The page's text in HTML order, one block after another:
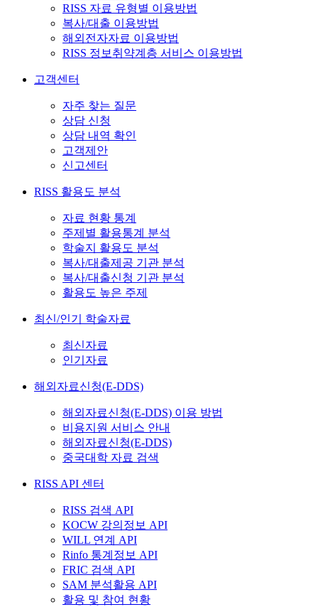
RISS 자료 유형별 이용방법
복사/대출 이용방법
해외전자자료 이용방법
RISS 정보취약계층 서비스 이용방법
고객센터
자주 찾는 질문
상담 신청
상담 내역 확인
고객제안
신고센터
RISS 활용도 분석
자료 현황 통계
주제별 활용통계 분석
학술지 활용도 분석
복사/대출제공 기관 분석
복사/대출신청 기관 분석
활용도 높은 주제
최신/인기 학술자료
최신자료
인기자료
해외자료신청(E-DDS)
해외자료신청(E-DDS) 이용 방법
비용지원 서비스 안내
해외자료신청(E-DDS)
중국대학 자료 검색
RISS API 센터
RISS 검색 API
KOCW 강의정보 API
WILL 연계 API
Rinfo 통계정보 API
FRIC 검색 API
SAM 분석활용 API
활용 및 참여 현황